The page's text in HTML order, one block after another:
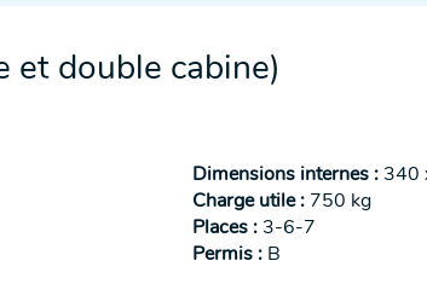
et double cabine)
Dimensions internes : 340
Charge utile : 750 kg
Places : 3-6-7
Permis : B